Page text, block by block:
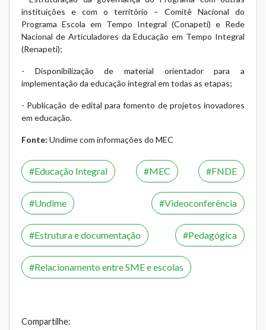
instituições e com o território – Comitê Nacional do
Programa Escola em Tempo Integral (Conapeti) e Rede
Nacional de Articuladores da Educação em Tempo Integral
(Renapeti);
- Disponibilização de material orientador para a
implementação da educação integral em todas as etapas;
- Publicação de edital para fomento de projetos inovadores
em educação.
Fonte: Undime com informações do MEC
Educação Integral MEC FNDE
Undime Videoconferência
Estrutura e documentação Pedagógica
Relacionamento entre SME e escolas
Compartilhe: